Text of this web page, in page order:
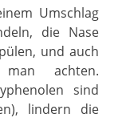
Umschlag
die Nase
und auch
achten.
sind
lindern die